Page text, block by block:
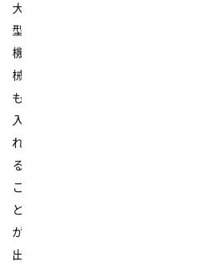
大
型
機
械
も
入
れ
る
こ
と
が
出